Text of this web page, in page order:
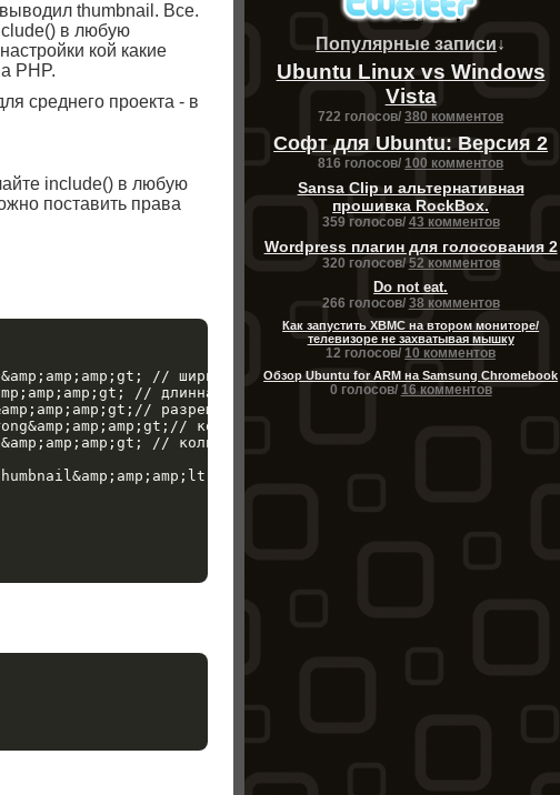
thumbnail. Все.
в любую
кой какие
PHP.
среднего проекта - в
include() в любую
поставить права
// ширина thumbmail&amp;amp;amp;lt;/
// длинна thumbnail&amp;amp;amp;lt;/
разрешение thumbnail&amp;amp;amp;lt;/
количество thumbnail на
// количество thumbnail в одном
strong&amp;amp;amp;gt;
Популярные записи↓
Ubuntu Linux vs Windows
Vista
722 голосов/380 комментов
Софт для Ubuntu: Версия 2
816 голосов/100 комментов
Sansa Clip и альтернативная
прошивка RockBox.
359 голосов/ 43 комментов
Wordpress плагин для голосования 2
320 голосов/52 комментов
Do not eat.
266 голосов/ 38 комментов
Как запустить XBMC на втором мониторе/
телевизоре не захватывая мышку
12 голосов/10 комментов
Обзор Ubuntu for ARM на Samsung Chromebook
0 голосов/ 16 комментов